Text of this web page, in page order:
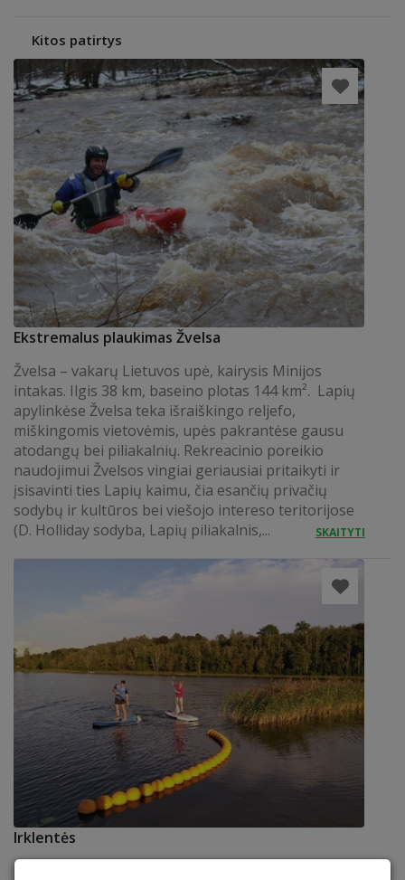
Kitos patirtys
Ekstremalus plaukimas Žvelsa
Žvelsa – vakarų Lietuvos upė, kairysis Minijos
intakas. Ilgis 38 km, baseino plotas 144 km². Lapių
apylinkėse Žvelsa teka išraiškingo reljefo,
miškingomis vietovėmis, upės pakrantėse gausu
atodangų bei piliakalnių. Rekreacinio poreikio
naudojimui Žvelsos vingiai geriausiai pritaikyti ir
įsisavinti ties Lapių kaimu, čia esančių privačių
sodybų ir kultūros bei viešojo intereso teritorijose
(D. Holliday sodyba, Lapių piliakalnis,...
SKAITYTI
Irklentės